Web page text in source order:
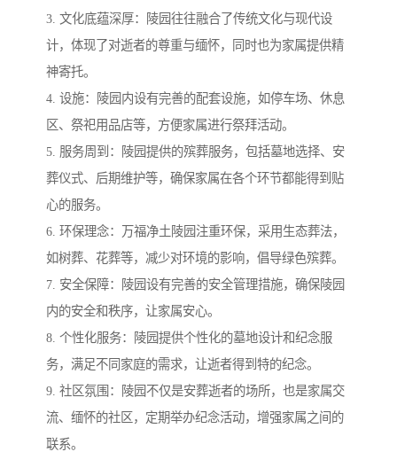
3. 文化底蕴深厚：陵园往往融合了传统文化与现代设
计，体现了对逝者的尊重与缅怀，同时也为家属提供精
神寄托。
4. 设施：陵园内设有完善的配套设施，如停车场、休息
区、祭祀用品店等，方便家属进行祭拜活动。
5. 服务周到：陵园提供的殡葬服务，包括墓地选择、安
葬仪式、后期维护等，确保家属在各个环节都能得到贴
心的服务。
6. 环保理念：万福净土陵园注重环保，采用生态葬法，
如树葬、花葬等，减少对环境的影响，倡导绿色殡葬。
7. 安全保障：陵园设有完善的安全管理措施，确保陵园
内的安全和秩序，让家属安心。
8. 个性化服务：陵园提供个性化的墓地设计和纪念服
务，满足不同家庭的需求，让逝者得到特的纪念。
9. 社区氛围：陵园不仅是安葬逝者的场所，也是家属交
流、缅怀的社区，定期举办纪念活动，增强家属之间的
联系。